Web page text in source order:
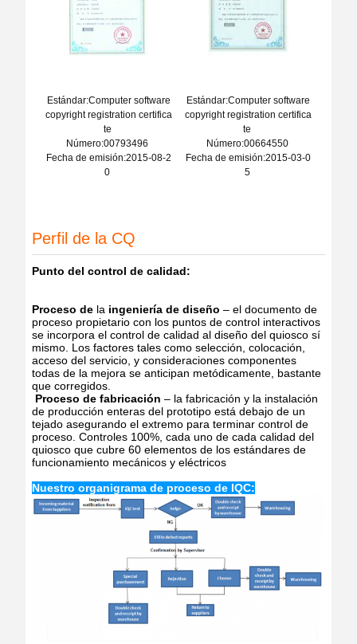
Estándar:Computer software
copyright registration certifica
te
Número:00793496
Fecha de emisión:2015-08-2
0
Estándar:Computer software
copyright registration certifica
te
Número:00664550
Fecha de emisión:2015-03-0
5
Perfil de la CQ
Punto del control de calidad:
Proceso de la ingeniería de diseño – el documento de
proceso propietario con los puntos de control interactivos
se incorpora el control de calidad al diseño del quiosco sí
mismo. Los factores tales como selección, colocación,
acceso del servicio, y consideraciones componentes
todas de la mejora se anticipan metódicamente, bastante
que corregidos.
Proceso de fabricación – la fabricación y la instalación
de producción enteras del prototipo está debajo de un
tejado asegurando el extremo para terminar control de
proceso. Controles 100%, cada uno de cada calidad del
quiosco que cubre 60 elementos de los estándares de
funcionamiento mecánicos y eléctricos
Nuestro organigrama de proceso de IQC: